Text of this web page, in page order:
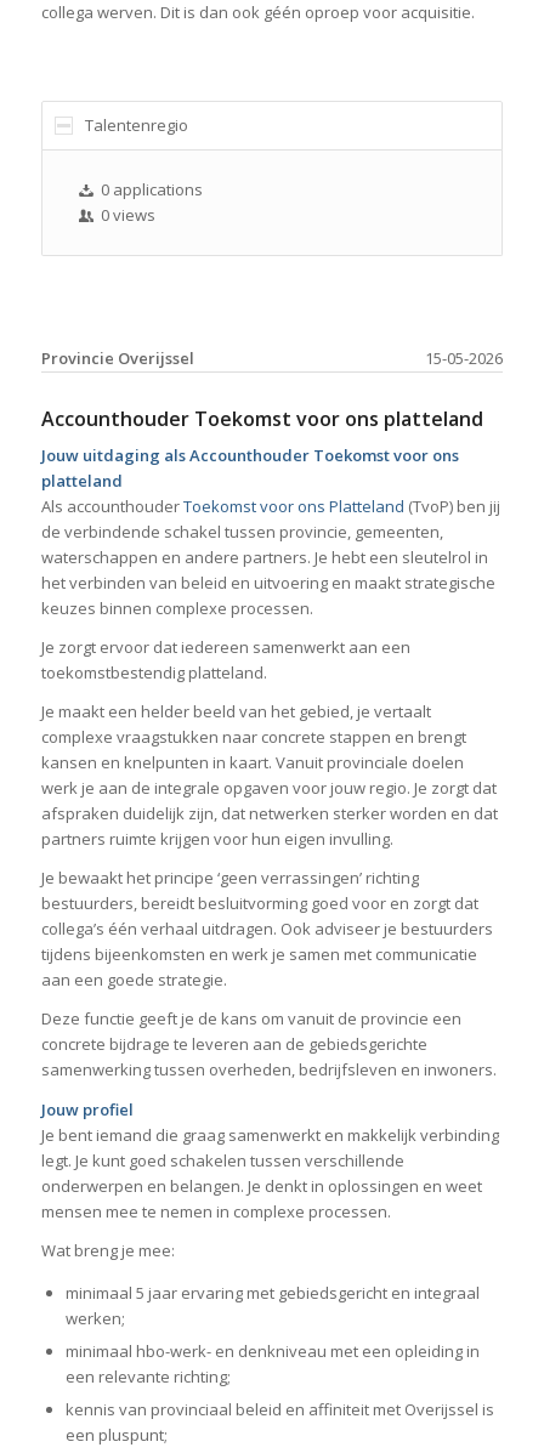
collega werven. Dit is dan ook géén oproep voor acquisitie.
Talentenregio
0 applications
0 views
15-05-2026
Provincie Overijssel
Accounthouder Toekomst voor ons platteland
Jouw uitdaging als Accounthouder Toekomst voor ons
platteland
Als accounthouderToekomst voor ons Platteland (TvoP) ben jij
de verbindende schakel tussen provincie, gemeenten,
waterschappen en andere partners. Je hebt een sleutelrol in
het verbinden van beleid en uitvoering en maakt strategische
keuzes binnen complexe processen.
Je zorgt ervoor dat iedereen samenwerkt aan een
toekomstbestendig platteland.
Je maakt een helder beeld van het gebied, je vertaalt
complexe vraagstukken naar concrete stappen en brengt
kansen en knelpunten in kaart. Vanuit provinciale doelen
werk je aan de integrale opgaven voor jouw regio. Je zorgt dat
afspraken duidelijk zijn, dat netwerken sterker worden en dat
partners ruimte krijgen voor hun eigen invulling.
Je bewaakt het principe ‘geen verrassingen’ richting
bestuurders, bereidt besluitvorming goed voor en zorgt dat
collega’s één verhaal uitdragen. Ook adviseer je bestuurders
tijdens bijeenkomsten en werk je samen met communicatie
aan een goede strategie.
Deze functie geeft je de kans om vanuit de provincie een
concrete bijdrage te leveren aan de gebiedsgerichte
samenwerking tussen overheden, bedrijfsleven en inwoners.
Jouw profiel
Je bent iemand die graag samenwerkt en makkelijk verbinding
legt. Je kunt goed schakelen tussen verschillende
onderwerpen en belangen. Je denkt in oplossingen en weet
mensen mee te nemen in complexe processen.
Wat breng je mee:
minimaal 5 jaar ervaring met gebiedsgericht en integraal
werken;
minimaal hbo-werk- en denkniveau met een opleiding in
een relevante richting;
kennis van provinciaal beleid en affiniteit met Overijssel is
een pluspunt;